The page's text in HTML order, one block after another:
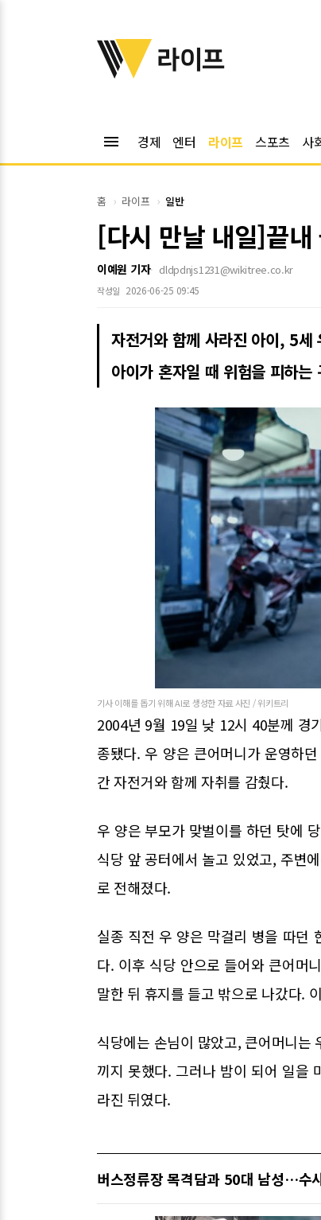
위키트리
라이프
menu 경제 엔터 라이프 스포츠 사
홈 라이프 일반
[다시 만날 내일]끝내
이예원 기자 dldpdnjs1231@wikitree.co.kr
작성일 2026-06-25 09:45
자전거와 함께 사라진 아이, 5세
아이가 혼자일 때 위험을 피하는
기사 이해를 돕기 위해 AI로 생성한 자료 사진 / 위키트리
2004년 9월 19일 낮 12시 40분께 경
종됐다. 우 양은 큰어머니가 운영하
간 자전거와 함께 자취를 감췄다.
우 양은 부모가 맞벌이를 하던 탓에
식당 앞 공터에서 놀고 있었고, 주변
로 전해졌다.
실종 직전 우 양은 막걸리 병을 따던
다. 이후 식당 안으로 들어와 큰어머
말한 뒤 휴지를 들고 밖으로 나갔다.
식당에는 손님이 많았고, 큰어머니는
끼지 못했다. 그러나 밤이 되어 일을
라진 뒤였다.
버스정류장 목격담과 50대 남성…수